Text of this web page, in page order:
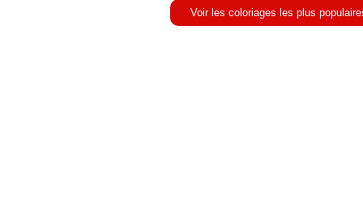
Voir les coloriages les plus